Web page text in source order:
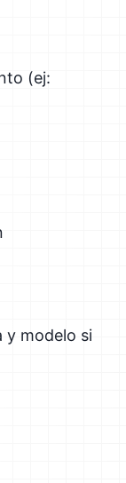
(ej:
y modelo si